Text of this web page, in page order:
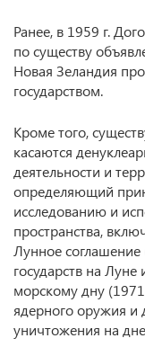
Ранее, в 1959 г.
по существу
Новая Зеландия
государством.
Кроме того,
касаются
деятельности и
определяющий
исследованию и
пространства,
Лунное соглашение
государств на
морскому дну
ядерного оружия и
уничтожения на